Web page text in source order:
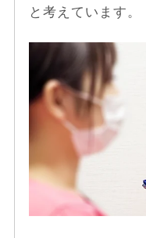
と考えています。